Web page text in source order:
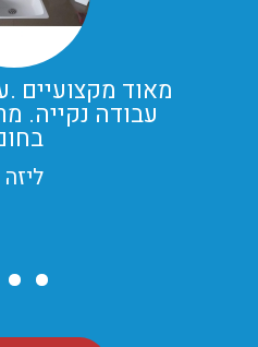
מאוד מקצועיים
עבודה נקייה.